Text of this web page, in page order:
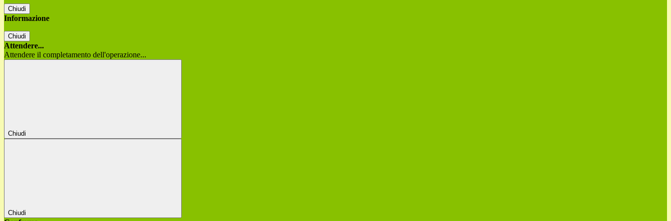
Chiudi
Informazione
Chiudi
Attendere...
Attendere il completamento dell'operazione...
Chiudi
Chiudi